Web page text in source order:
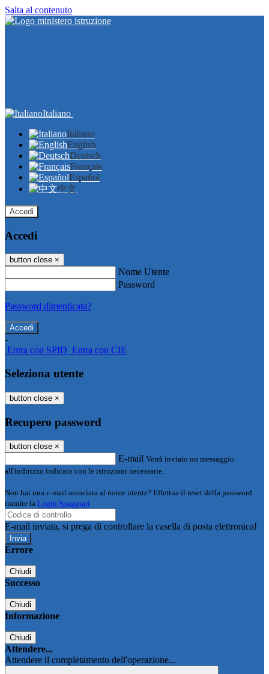
Salta al contenuto
Italiano
Italiano
English
Deutsch
Français
Español
中文
Accedi
Accedi
button close ×
Nome Utente
Password
Password dimenticata?
-
Entra con SPID Entra con CIE
Seleziona utente
button close ×
Recupero password
button close ×
E-mail Verrà inviato un messaggio
all'indirizzo indicato con le istruzioni necessarie.
Non hai una e-mail associata al nome utente? Effettua il reset della password
tramite la Login Spaggiari
E-mail inviata, si prega di controllare la casella di posta elettronica!
Errore
Chiudi
Successo
Chiudi
Informazione
Chiudi
Attendere...
Attendere il completamento dell'operazione...